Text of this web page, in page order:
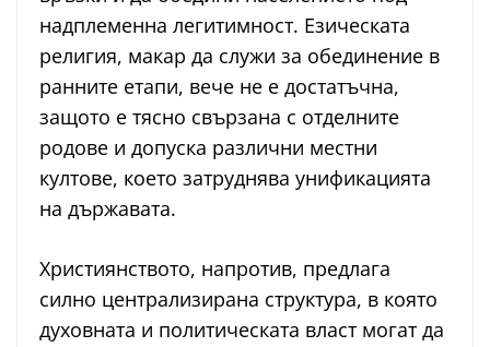
надплеменна легитимност. Езическата
религия, макар да служи за обединение в
ранните етапи, вече не е достатъчна,
защото е тясно свързана с отделните
родове и допуска различни местни
култове, което затруднява унификацията
на държавата.
Християнството, напротив, предлага
силно централизирана структура, в която
духовната и политическата власт могат да